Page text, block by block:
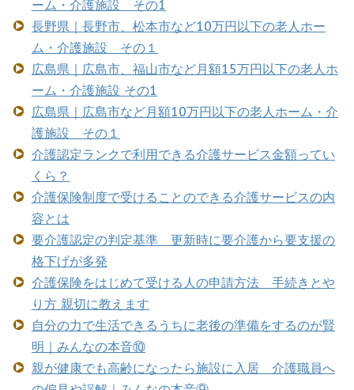
ーム・介護施設 その1
長野県｜長野市、松本市など10万円以下の老人ホー
ム・介護施設 その１
広島県｜広島市、福山市など月額15万円以下の老人ホ
ーム・介護施設 その1
広島県｜広島市など月額10万円以下の老人ホーム・介
護施設 その１
介護認定ランクで利用できる介護サービス金額ってい
くら？
介護保険制度で受けることのできる介護サービスの内
容とは
要介護認定の判定基準 更新時に要介護から要支援の
格下げが多発
介護保険をはじめて受ける人の申請方法 手続きとや
り方 親切に教えます
自分の力で生活できるうちに老後の準備をするのが賢
明｜みんなの本音⑩
親が健康でも高齢になったら施設に入居 介護職員へ